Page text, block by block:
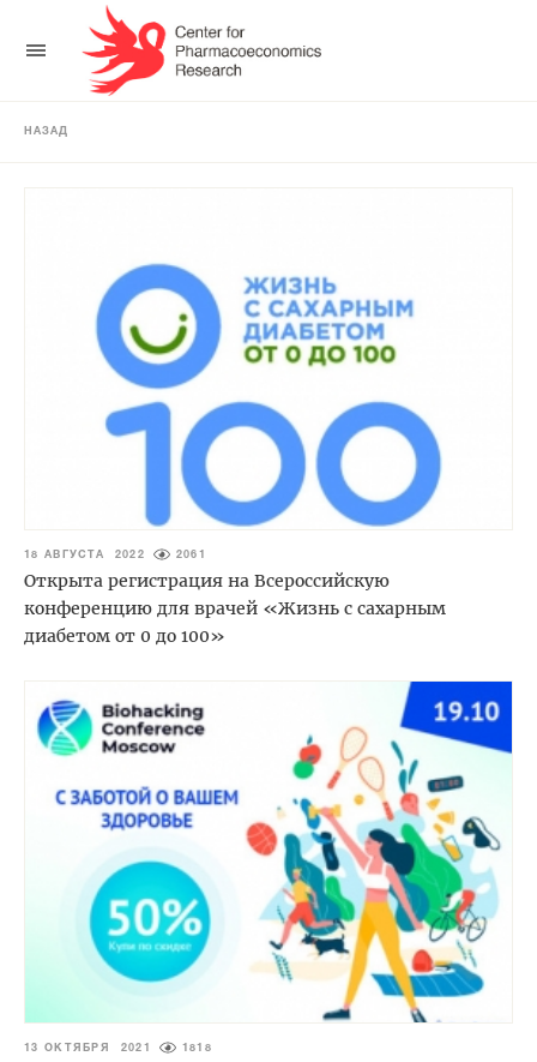
НАЗАД
18 АВГУСТА 2022 2061
Открыта регистрация на Всероссийскую
конференцию для врачей «Жизнь с сахарным
диабетом от 0 до 100»
13 ОКТЯБРЯ 2021 1818